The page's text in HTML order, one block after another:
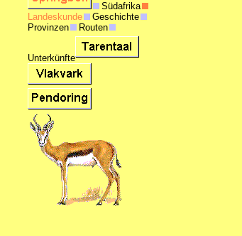
Südafrika
Landeskunde
Geschichte
Provinzen
Routen
Unterkünfte